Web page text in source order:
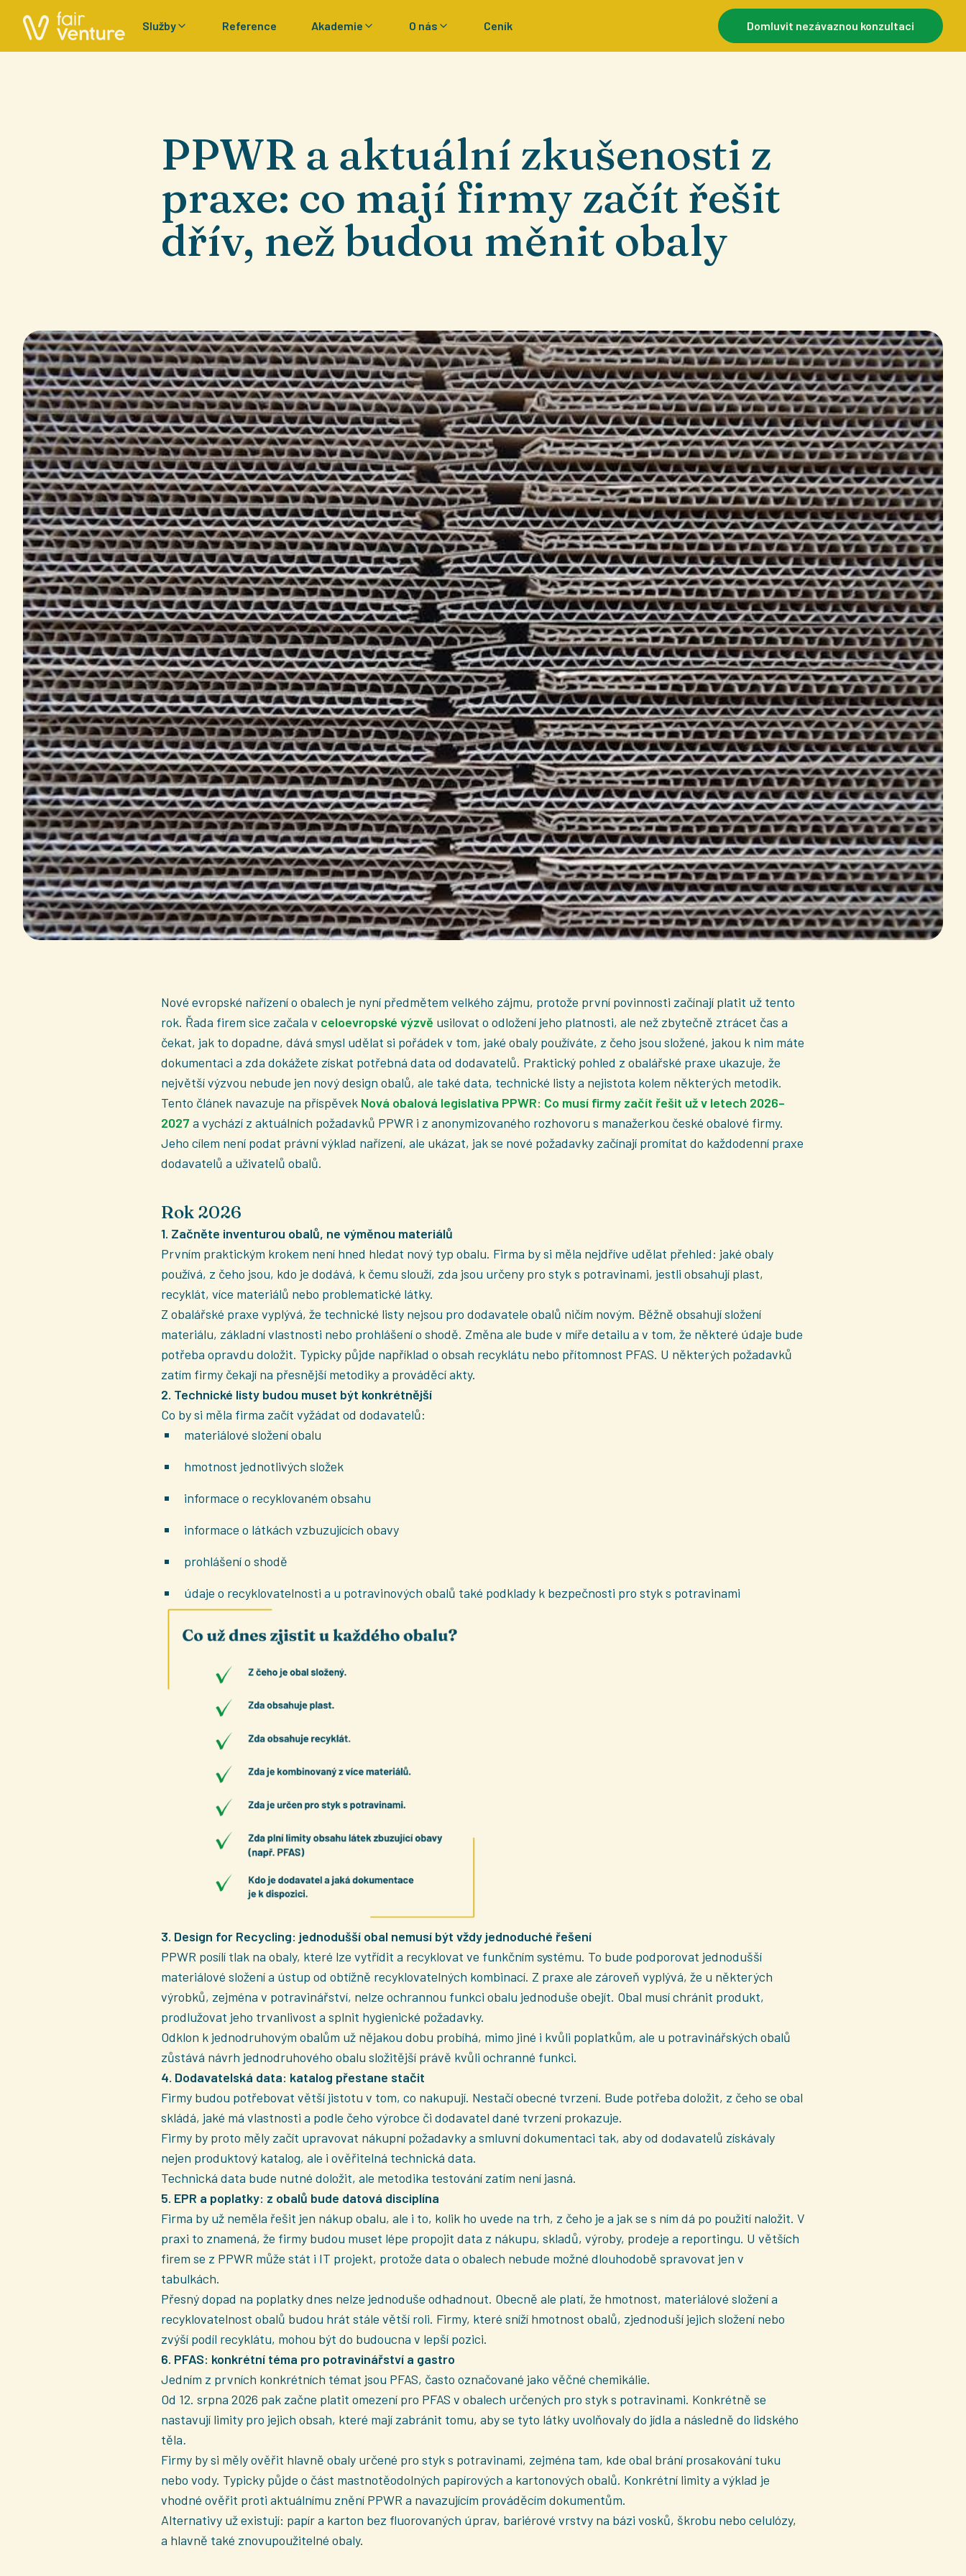
Služby Reference Akademie O nás Ceník Domluvit nezávaznou konzultaci
PPWR a aktuální zkušenosti z
praxe: co mají firmy začít řešit
dřív, než budou měnit obaly
Nové evropské nařízení o obalech je nyní předmětem velkého zájmu, protože první povinnosti začínají platit už tento
rok. Řada firem sice začala v celoevropské výzvě usilovat o odložení jeho platnosti, ale než zbytečně ztrácet čas a
čekat, jak to dopadne, dává smysl udělat si pořádek v tom, jaké obaly používáte, z čeho jsou složené, jakou k nim máte
dokumentaci a zda dokážete získat potřebná data od dodavatelů. Praktický pohled z obalářské praxe ukazuje, že
největší výzvou nebude jen nový design obalů, ale také data, technické listy a nejistota kolem některých metodik.
Tento článek navazuje na příspěvek Nová obalová legislativa PPWR: Co musí firmy začít řešit už v letech 2026–
2027 a vychází z aktuálních požadavků PPWR i z anonymizovaného rozhovoru s manažerkou české obalové firmy.
Jeho cílem není podat právní výklad nařízení, ale ukázat, jak se nové požadavky začínají promítat do každodenní praxe
dodavatelů a uživatelů obalů.
Rok 2026
1. Začněte inventurou obalů, ne výměnou materiálů
Prvním praktickým krokem není hned hledat nový typ obalu. Firma by si měla nejdříve udělat přehled: jaké obaly
používá, z čeho jsou, kdo je dodává, k čemu slouží, zda jsou určeny pro styk s potravinami, jestli obsahují plast,
recyklát, více materiálů nebo problematické látky.
Z obalářské praxe vyplývá, že technické listy nejsou pro dodavatele obalů ničím novým. Běžně obsahují složení
materiálu, základní vlastnosti nebo prohlášení o shodě. Změna ale bude v míře detailu a v tom, že některé údaje bude
potřeba opravdu doložit. Typicky půjde například o obsah recyklátu nebo přítomnost PFAS. U některých požadavků
zatím firmy čekají na přesnější metodiky a prováděcí akty.
2. Technické listy budou muset být konkrétnější
Co by si měla firma začít vyžádat od dodavatelů:
materiálové složení obalu
hmotnost jednotlivých složek
informace o recyklovaném obsahu
informace o látkách vzbuzujících obavy
prohlášení o shodě
údaje o recyklovatelnosti a u potravinových obalů také podklady k bezpečnosti pro styk s potravinami
3. Design for Recycling: jednodušší obal nemusí být vždy jednoduché řešení
PPWR posílí tlak na obaly, které lze vytřídit a recyklovat ve funkčním systému. To bude podporovat jednodušší
materiálové složení a ústup od obtížně recyklovatelných kombinací. Z praxe ale zároveň vyplývá, že u některých
výrobků, zejména v potravinářství, nelze ochrannou funkci obalu jednoduše obejít. Obal musí chránit produkt,
prodlužovat jeho trvanlivost a splnit hygienické požadavky.
Odklon k jednodruhovým obalům už nějakou dobu probíhá, mimo jiné i kvůli poplatkům, ale u potravinářských obalů
zůstává návrh jednodruhového obalu složitější právě kvůli ochranné funkci.
4. Dodavatelská data: katalog přestane stačit
Firmy budou potřebovat větší jistotu v tom, co nakupují. Nestačí obecné tvrzení. Bude potřeba doložit, z čeho se obal
skládá, jaké má vlastnosti a podle čeho výrobce či dodavatel dané tvrzení prokazuje.
Firmy by proto měly začít upravovat nákupní požadavky a smluvní dokumentaci tak, aby od dodavatelů získávaly
nejen produktový katalog, ale i ověřitelná technická data.
Technická data bude nutné doložit, ale metodika testování zatím není jasná.
5. EPR a poplatky: z obalů bude datová disciplína
Firma by už neměla řešit jen nákup obalu, ale i to, kolik ho uvede na trh, z čeho je a jak se s ním dá po použití naložit. V
praxi to znamená, že firmy budou muset lépe propojit data z nákupu, skladů, výroby, prodeje a reportingu. U větších
firem se z PPWR může stát i IT projekt, protože data o obalech nebude možné dlouhodobě spravovat jen v
tabulkách.
Přesný dopad na poplatky dnes nelze jednoduše odhadnout. Obecně ale platí, že hmotnost, materiálové složení a
recyklovatelnost obalů budou hrát stále větší roli. Firmy, které sníží hmotnost obalů, zjednoduší jejich složení nebo
zvýší podíl recyklátu, mohou být do budoucna v lepší pozici.
6. PFAS: konkrétní téma pro potravinářství a gastro
Jedním z prvních konkrétních témat jsou PFAS, často označované jako věčné chemikálie.
Od 12. srpna 2026 pak začne platit omezení pro PFAS v obalech určených pro styk s potravinami. Konkrétně se
nastavují limity pro jejich obsah, které mají zabránit tomu, aby se tyto látky uvolňovaly do jídla a následně do lidského
těla.
Firmy by si měly ověřit hlavně obaly určené pro styk s potravinami, zejména tam, kde obal brání prosakování tuku
nebo vody. Typicky půjde o část mastnotěodolných papírových a kartonových obalů. Konkrétní limity a výklad je
vhodné ověřit proti aktuálnímu znění PPWR a navazujícím prováděcím dokumentům.
Alternativy už existují: papír a karton bez fluorovaných úprav, bariérové vrstvy na bázi vosků, škrobu nebo celulózy,
a hlavně také znovupoužitelné obaly.